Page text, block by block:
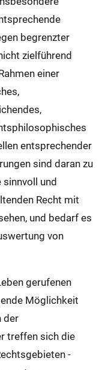
begrenzter
zielführend
einer
entsprechender
sind daran zu
und
Recht mit
und bedarf es
von
gerufenen
Möglichkeit
der
treffen sich die
-